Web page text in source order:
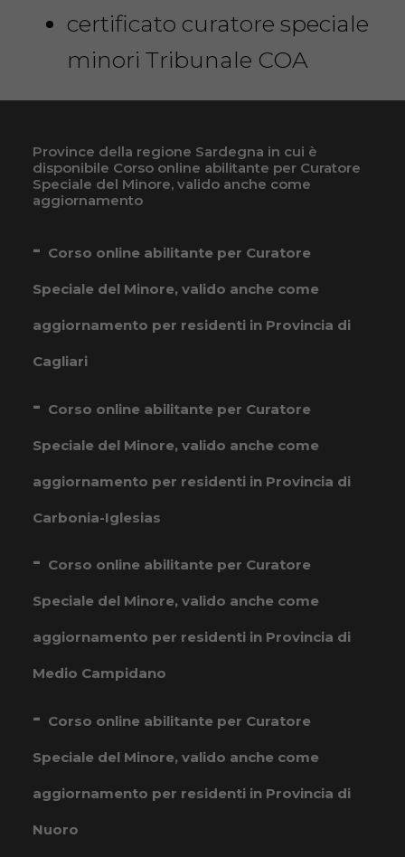
certificato curatore speciale
minori Tribunale COA
Province della regione Sardegna in cui è
disponibile Corso online abilitante per Curatore
Speciale del Minore, valido anche come
aggiornamento
Corso online abilitante per Curatore
Speciale del Minore, valido anche come
aggiornamento per residenti in Provincia di
Cagliari
Corso online abilitante per Curatore
Speciale del Minore, valido anche come
aggiornamento per residenti in Provincia di
Carbonia-Iglesias
Corso online abilitante per Curatore
Speciale del Minore, valido anche come
aggiornamento per residenti in Provincia di
Medio Campidano
Corso online abilitante per Curatore
Speciale del Minore, valido anche come
aggiornamento per residenti in Provincia di
Nuoro